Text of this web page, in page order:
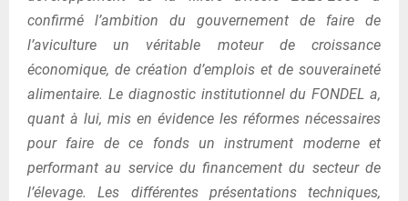
confirmé l’ambition du gouvernement de faire de
l’aviculture un véritable moteur de croissance
économique, de création d’emplois et de souveraineté
alimentaire. Le diagnostic institutionnel du FONDEL a,
quant à lui, mis en évidence les réformes nécessaires
pour faire de ce fonds un instrument moderne et
performant au service du financement du secteur de
l’élevage. Les différentes présentations techniques,